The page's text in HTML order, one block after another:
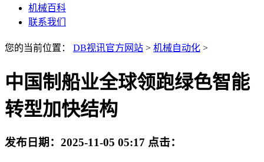
机械百科
联系我们
您的当前位置： DB视讯官方网站 > 机械自动化 >
中国制船业全球领跑绿色智能
转型加快结构
发布日期： 2025-11-05 05:17 点击：